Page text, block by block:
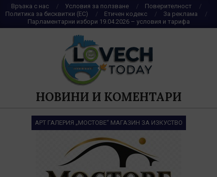
Skip
to
content
Връзка с нас Условия за ползване
Поверителност
Политика за бисквитки (ЕС)
Етичен кодекс
За реклама
Парламентарни избори 19.04.2026 – условия и тарифа
НОВИНИ И КОМЕНТАРИ
АРТ ГАЛЕРИЯ „МОСТОВЕ“ МАГАЗИН ЗА ИЗКУСТВО